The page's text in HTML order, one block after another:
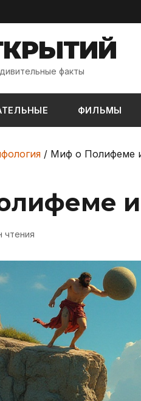
факты
ФИЛЬМЫ
/ Миф о Полифеме
и
чтения